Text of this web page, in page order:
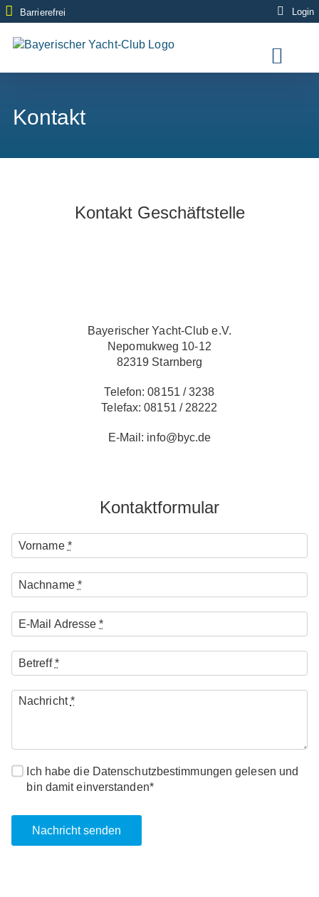
Zum
Inhalt
springen
Barrierefrei Login
Kontakt
Kontaktformular
Vorname *
Nachname *
E-Mail Adresse*
Betreff*
Nachricht*
Ich habe die Datenschutzbestimmungen gelesen und
bin damit einverstanden*
Nachricht senden
Kontakt Geschäftstelle
Bayerischer Yacht-Club e.V.
Nepomukweg 10-12
82319 Starnberg
Telefon: 08151 / 3238
Telefax: 08151 / 28222
E-Mail: info@byc.de